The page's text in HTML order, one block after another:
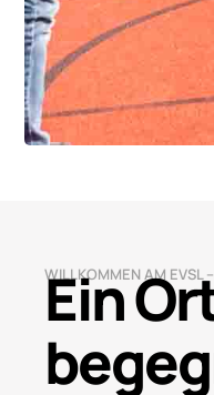
WILLKOMMEN AM EVSL
Ein